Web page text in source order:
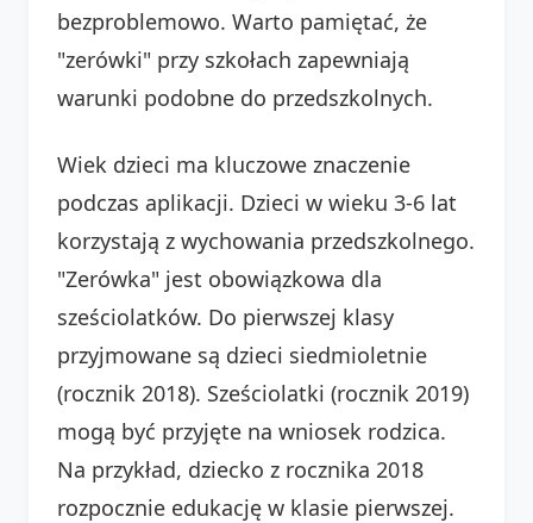
bezproblemowo. Warto pamiętać, że
"zerówki" przy szkołach zapewniają
warunki podobne do przedszkolnych.
Wiek dzieci ma kluczowe znaczenie
podczas aplikacji. Dzieci w wieku 3-6 lat
korzystają z wychowania przedszkolnego.
"Zerówka" jest obowiązkowa dla
sześciolatków. Do pierwszej klasy
przyjmowane są dzieci siedmioletnie
(rocznik 2018). Sześciolatki (rocznik 2019)
mogą być przyjęte na wniosek rodzica.
Na przykład, dziecko z rocznika 2018
rozpocznie edukację w klasie pierwszej.